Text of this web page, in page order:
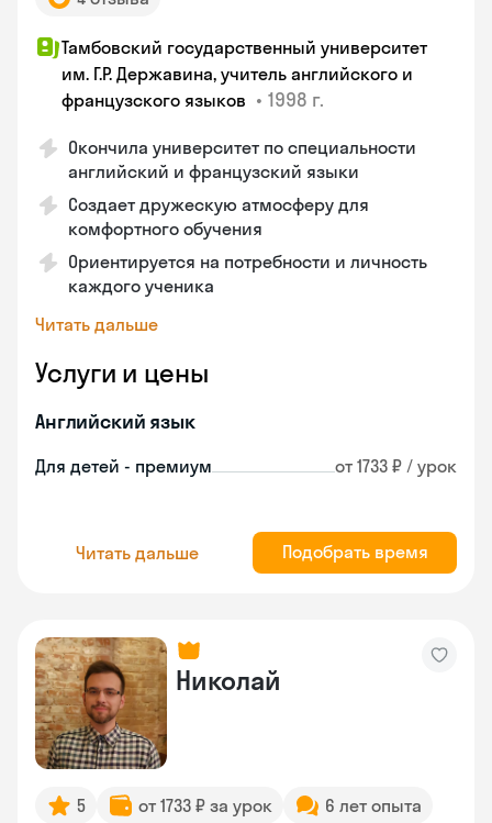
Тамбовский государственный университет
им. Г.Р. Державина, учитель английского и
французского языков • 1998 г.
Окончила университет по специальности
английский и французский языки
Создает дружескую атмосферу для
комфортного обучения
Ориентируется на потребности и личность
каждого ученика
Читать дальше
Услуги и цены
Английский язык
Для детей - премиум от 1733 ₽ / урок
Читать дальше Подобрать время
Николай
5 от 1733 ₽ за урок 6 лет опыта